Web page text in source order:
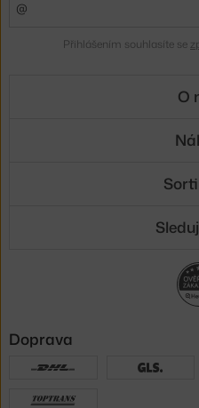
Přihlášením souhlasíte se
O
Doprava